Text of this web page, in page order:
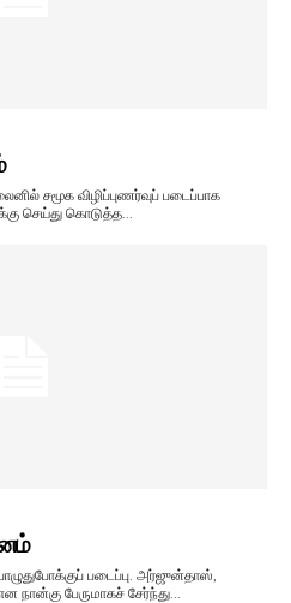
சமூக விழிப்புணர்வுப் படைப்பாக
செய்து கொடுத்த...
படைப்பு. அர்ஜுன்தாஸ்,
நான்கு பேருமாகச் சேர்ந்து...